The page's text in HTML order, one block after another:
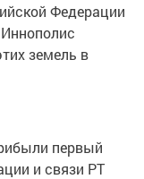
Федерации
земель в
первый
и связи РТ